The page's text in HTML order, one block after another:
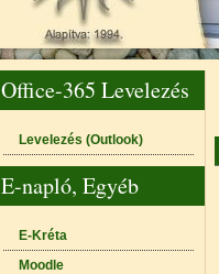
Office-365 Levelezés
Levelezés (Outlook)
E-napló, Egyéb
E-Kréta
Moodle